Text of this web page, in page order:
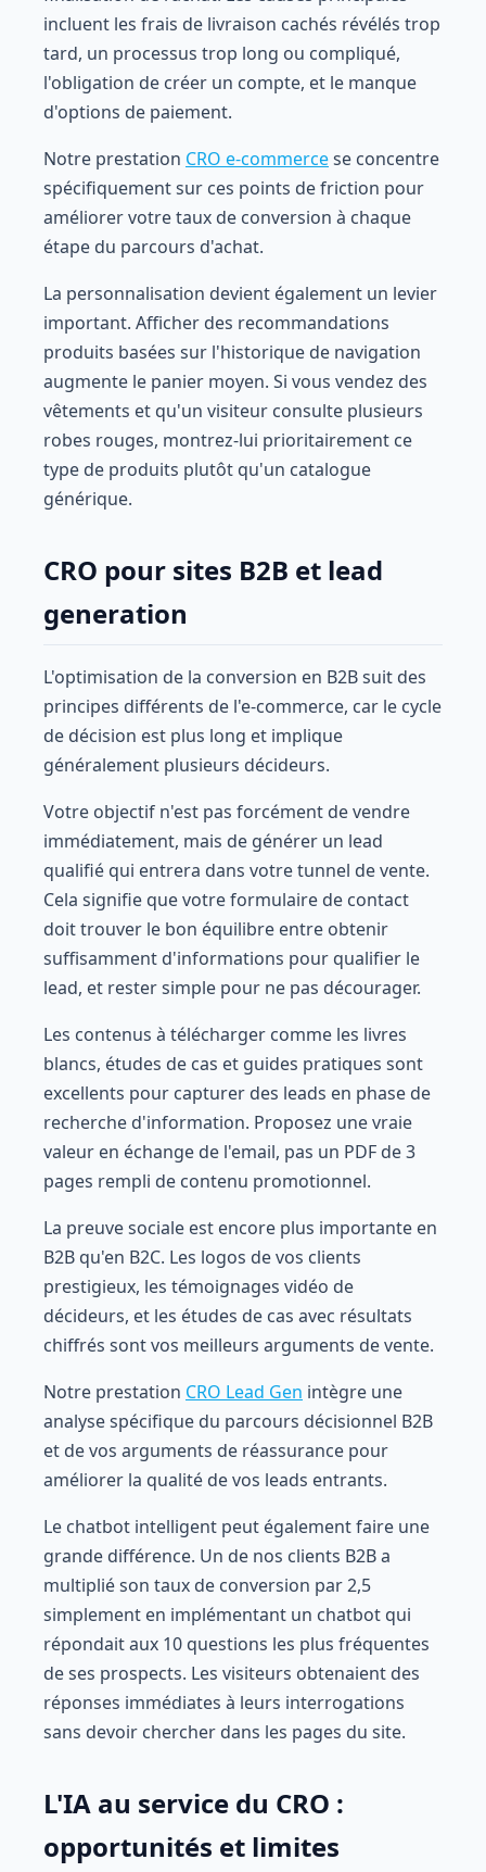
incluent les frais de livraison cachés révélés trop
tard, un processus trop long ou compliqué,
l'obligation de créer un compte, et le manque
d'options de paiement.
Notre prestation CRO e-commercese concentre
spécifiquement sur ces points de friction pour
améliorer votre taux de conversion à chaque
étape du parcours d'achat.
La personnalisation devient également un levier
important. Afficher des recommandations
produits basées sur l'historique de navigation
augmente le panier moyen. Si vous vendez des
vêtements et qu'un visiteur consulte plusieurs
robes rouges, montrez-lui prioritairement ce
type de produits plutôt qu'un catalogue
générique.
CRO pour sites B2B et lead
generation
L'optimisation de la conversion en B2B suit des
principes différents de l'e-commerce, car le cycle
de décision est plus long et implique
généralement plusieurs décideurs.
Votre objectif n'est pas forcément de vendre
immédiatement, mais de générer un lead
qualifié qui entrera dans votre tunnel de vente.
Cela signifie que votre formulaire de contact
doit trouver le bon équilibre entre obtenir
suffisamment d'informations pour qualifier le
lead, et rester simple pour ne pas décourager.
Les contenus à télécharger comme les livres
blancs, études de cas et guides pratiques sont
excellents pour capturer des leads en phase de
recherche d'information. Proposez une vraie
valeur en échange de l'email, pas un PDF de 3
pages rempli de contenu promotionnel.
La preuve sociale est encore plus importante en
B2B qu'en B2C. Les logos de vos clients
prestigieux, les témoignages vidéo de
décideurs, et les études de cas avec résultats
chiffrés sont vos meilleurs arguments de vente.
Notre prestation CRO Lead Gen intègre une
analyse spécifique du parcours décisionnel B2B
et de vos arguments de réassurance pour
améliorer la qualité de vos leads entrants.
Le chatbot intelligent peut également faire une
grande différence. Un de nos clients B2B a
multiplié son taux de conversion par 2,5
simplement en implémentant un chatbot qui
répondait aux 10 questions les plus fréquentes
de ses prospects. Les visiteurs obtenaient des
réponses immédiates à leurs interrogations
sans devoir chercher dans les pages du site.
L'IA au service du CRO :
opportunités et limites